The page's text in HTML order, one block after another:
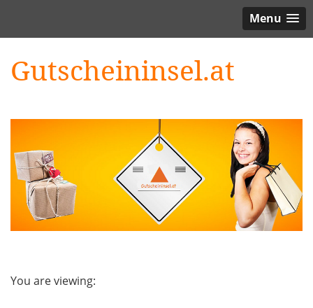
Menu
Gutscheininsel.at
You are viewing: